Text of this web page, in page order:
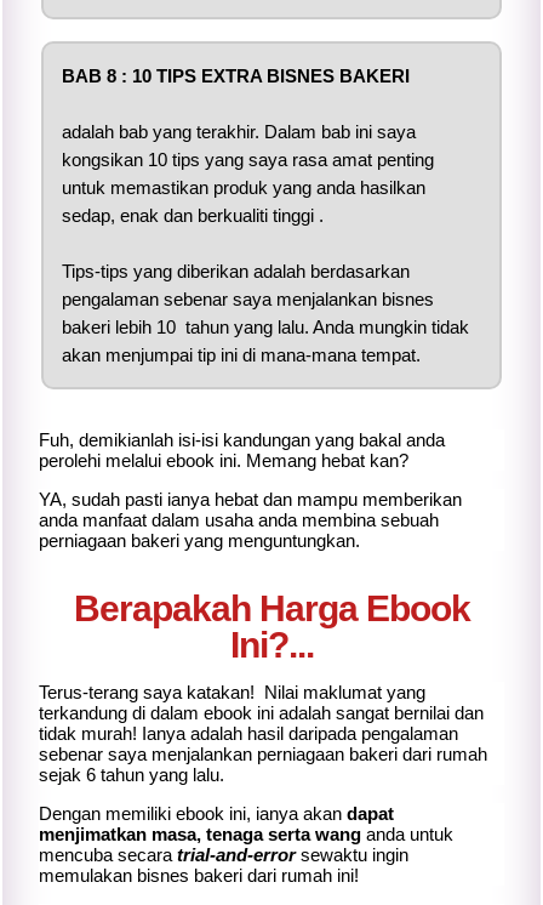
BAB 8 : 10 TIPS EXTRA BISNES BAKERI
adalah bab yang terakhir. Dalam bab ini saya
kongsikan 10 tips yang saya rasa amat penting
untuk memastikan produk yang anda hasilkan
sedap, enak dan berkualiti tinggi .
Tips-tips yang diberikan adalah berdasarkan
pengalaman sebenar saya menjalankan bisnes
bakeri lebih 10 tahun yang lalu. Anda mungkin tidak
akan menjumpai tip ini di mana-mana tempat.
Fuh, demikianlah isi-isi kandungan yang bakal anda
perolehi melalui ebook ini. Memang hebat kan?
YA, sudah pasti ianya hebat dan mampu memberikan
anda manfaat dalam usaha anda membina sebuah
perniagaan bakeri yang menguntungkan.
Berapakah Harga Ebook
Ini?...
Terus-terang saya katakan! Nilai maklumat yang
terkandung di dalam ebook ini adalah sangat bernilai dan
tidak murah! Ianya adalah hasil daripada pengalaman
sebenar saya menjalankan perniagaan bakeri dari rumah
sejak 6 tahun yang lalu.
Dengan memiliki ebook ini, ianya akan dapat
menjimatkan masa, tenaga serta wang anda untuk
mencuba secara trial-and-errorsewaktu ingin
memulakan bisnes bakeri dari rumah ini!